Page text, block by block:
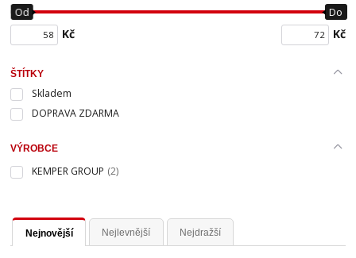
Kč
Od Do
Kč
ŠTÍTKY
Skladem
DOPRAVA ZDARMA
VÝROBCE
KEMPER GROUP (2)
Nejnovější Nejlevnější Nejdražší